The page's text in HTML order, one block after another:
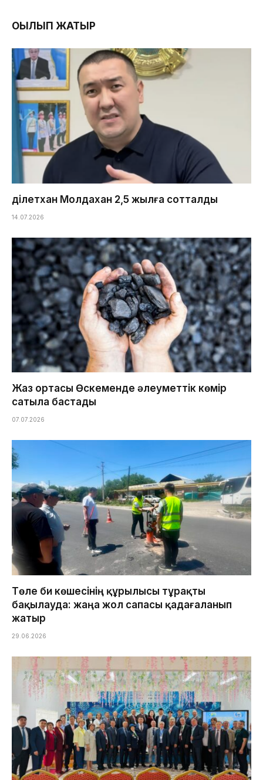
ОҚЫЛЫП ЖАТЫР
Әділетхан Молдахан 2,5 жылға сотталды
14.07.2026
Жаз ортасы Өскеменде әлеуметтік көмір
сатыла бастады
07.07.2026
Төле би көшесінің құрылысы тұрақты
бақылауда: жаңа жол сапасы қадағаланып
жатыр
29.06.2026